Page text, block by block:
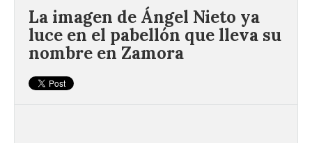
La imagen de Ángel Nieto ya
luce en el pabellón que lleva su
nombre en Zamora